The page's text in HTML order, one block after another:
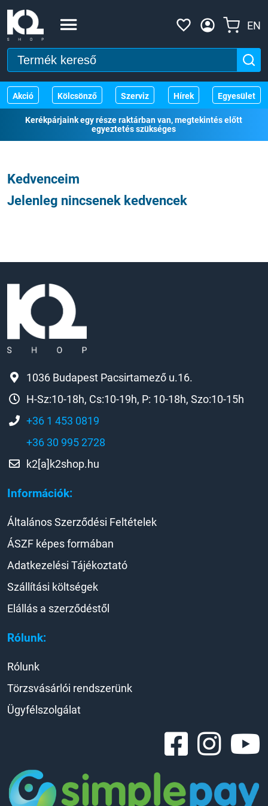
EN
Akció Kölcsönző Szerviz Hírek Egyesület
Kerékpárjaink egy része raktárban van, megtekintés előtt
egyeztetés szükséges
Kedvenceim
Jelenleg nincsenek kedvencek
Információk:
Rólunk:
1036 Budapest Pacsirtamező u.16.
H-Sz:10-18h, Cs:10-19h, P: 10-18h, Szo:10-15h
+36 1 453 0819
+36 30 995 2728
k2[a]k2shop.hu
Általános Szerződési Feltételek
ÁSZF képes formában
Adatkezelési Tájékoztató
Szállítási költségek
Elállás a szerződéstől
Rólunk
Törzsvásárlói rendszerünk
Ügyfélszolgálat